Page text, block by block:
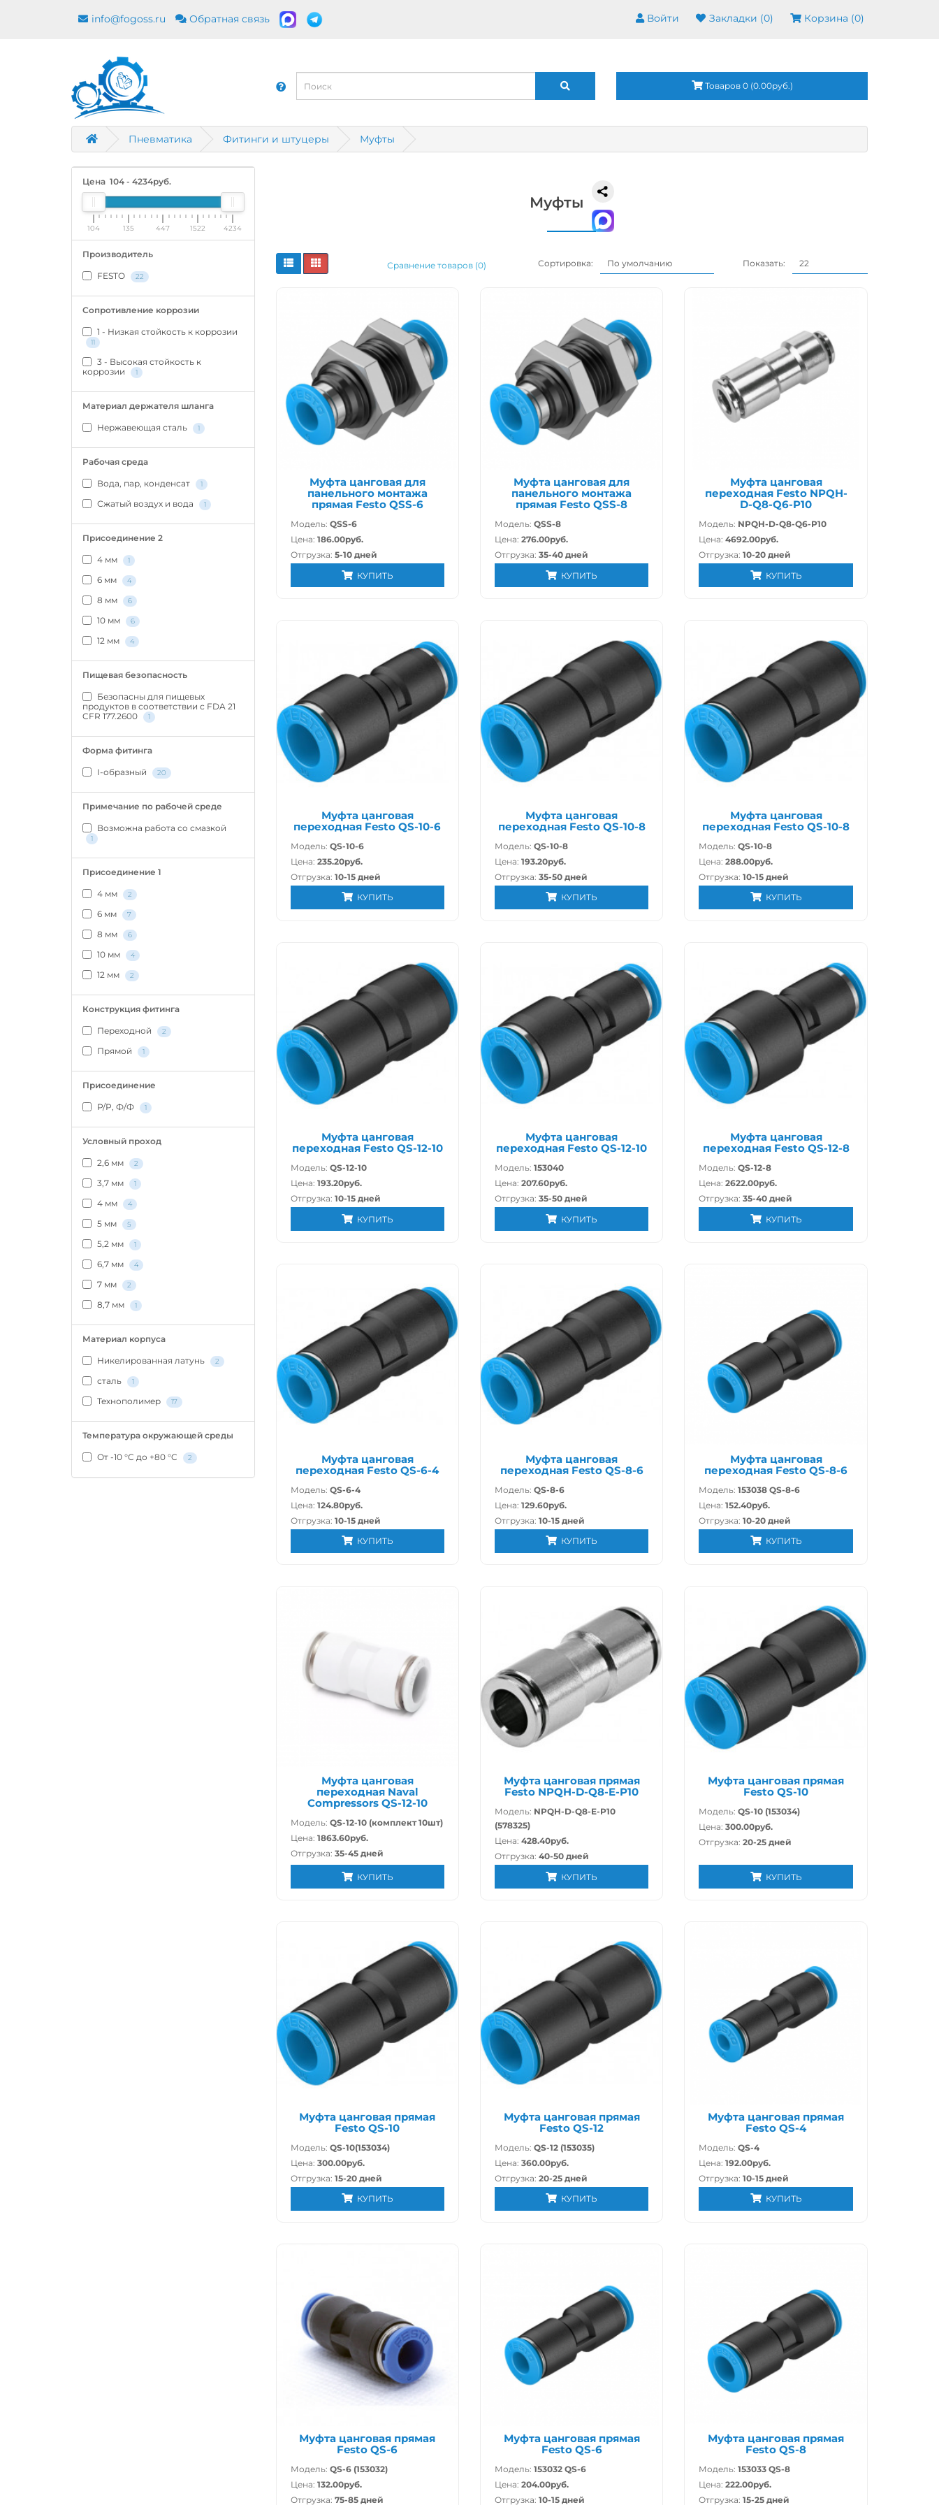
info@fogoss.ru Обратная связь Войти Закладки (0) Корзина (0)
Товаров 0 (0.00руб.)
Пневматика Фитинги и штуцеры Муфты
Цена 104 - 4234руб.
104 135 447 1522 4234
Производитель
FESTO 22
Сопротивление коррозии
1 - Низкая стойкость к коррозии
11
3 - Высокая стойкость к
коррозии
1
Материал держателя шланга
Нержавеющая сталь 1
Рабочая среда
Вода, пар, конденсат 1
Сжатый воздух и вода 1
Присоединение 2
4 мм 1
6 мм 4
8 мм 6
10 мм 6
12 мм 4
Пищевая безопасность
Безопасны для пищевых
продуктов в соответствии с FDA 21
CFR 177.2600
1
Форма фитинга
I-образный 20
Примечание по рабочей среде
Возможна работа со смазкой
1
Присоединение 1
4 мм 2
6 мм 7
8 мм 6
10 мм 4
12 мм 2
Конструкция фитинга
Переходной 2
Прямой 1
Присоединение
Р/Р, Ф/Ф 1
Условный проход
2,6 мм 2
3,7 мм 1
4 мм 4
5 мм 5
5,2 мм 1
6,7 мм 4
7 мм 2
8,7 мм 1
Материал корпуса
Никелированная латунь 2
сталь 1
Технополимер 17
Температура окружающей среды
От -10 °C до +80 °C 2
Муфты
Сравнение товаров (0) Сортировка: Показать:
Муфта цанговая для
панельного монтажа
прямая Festo QSS-6
Модель: QSS-6
Цена: 186.00руб.
Отгрузка: 5-10 дней
КУПИТЬ
Муфта цанговая для
панельного монтажа
прямая Festo QSS-8
Модель: QSS-8
Цена: 276.00руб.
Отгрузка: 35-40 дней
КУПИТЬ
Муфта цанговая
переходная Festo NPQH-
D-Q8-Q6-P10
Модель: NPQH-D-Q8-Q6-P10
Цена: 4692.00руб.
Отгрузка: 10-20 дней
КУПИТЬ
Муфта цанговая
переходная Festo QS-10-6
Модель: QS-10-6
Цена: 235.20руб.
Отгрузка: 10-15 дней
КУПИТЬ
Муфта цанговая
переходная Festo QS-10-8
Модель: QS-10-8
Цена: 193.20руб.
Отгрузка: 35-50 дней
КУПИТЬ
Муфта цанговая
переходная Festo QS-10-8
Модель: QS-10-8
Цена: 288.00руб.
Отгрузка: 10-15 дней
КУПИТЬ
Муфта цанговая
переходная Festo QS-12-10
Модель: QS-12-10
Цена: 193.20руб.
Отгрузка: 10-15 дней
КУПИТЬ
Муфта цанговая
переходная Festo QS-12-10
Модель: 153040
Цена: 207.60руб.
Отгрузка: 35-50 дней
КУПИТЬ
Муфта цанговая
переходная Festo QS-12-8
Модель: QS-12-8
Цена: 2622.00руб.
Отгрузка: 35-40 дней
КУПИТЬ
Муфта цанговая
переходная Festo QS-6-4
Модель: QS-6-4
Цена: 124.80руб.
Отгрузка: 10-15 дней
КУПИТЬ
Муфта цанговая
переходная Festo QS-8-6
Модель: QS-8-6
Цена: 129.60руб.
Отгрузка: 10-15 дней
КУПИТЬ
Муфта цанговая
переходная Festo QS-8-6
Модель: 153038 QS-8-6
Цена: 152.40руб.
Отгрузка: 10-20 дней
КУПИТЬ
Муфта цанговая
переходная Naval
Compressors QS-12-10
Модель: QS-12-10 (комплект 10шт)
Цена: 1863.60руб.
Отгрузка: 35-45 дней
КУПИТЬ
Муфта цанговая прямая
Festo NPQH-D-Q8-E-P10
Модель: NPQH-D-Q8-E-P10
(578325)
Цена: 428.40руб.
Отгрузка: 40-50 дней
КУПИТЬ
Муфта цанговая прямая
Festo QS-10
Модель: QS-10 (153034)
Цена: 300.00руб.
Отгрузка: 20-25 дней
КУПИТЬ
Муфта цанговая прямая
Festo QS-10
Модель: QS-10(153034)
Цена: 300.00руб.
Отгрузка: 15-20 дней
КУПИТЬ
Муфта цанговая прямая
Festo QS-12
Модель: QS-12 (153035)
Цена: 360.00руб.
Отгрузка: 20-25 дней
КУПИТЬ
Муфта цанговая прямая
Festo QS-4
Модель: QS-4
Цена: 192.00руб.
Отгрузка: 10-15 дней
КУПИТЬ
Муфта цанговая прямая
Festo QS-6
Модель: QS-6 (153032)
Цена: 132.00руб.
Отгрузка: 75-85 дней
Муфта цанговая прямая
Festo QS-6
Модель: 153032 QS-6
Цена: 204.00руб.
Отгрузка: 10-15 дней
Муфта цанговая прямая
Festo QS-8
Модель: 153033 QS-8
Цена: 222.00руб.
Отгрузка: 15-25 дней